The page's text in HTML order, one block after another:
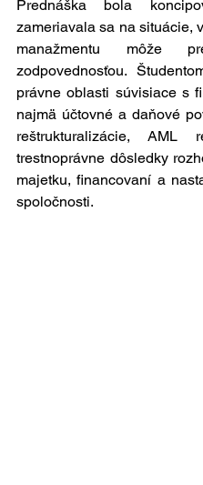
Prednáška bola
zameriavala sa na situácie,
manažmentu môže
zodpovednosťou.
právne oblasti súvisiace s
najmä účtovné a daňové
reštrukturalizácie,
trestnoprávne dôsledky
majetku, financovaní a
spoločnosti.